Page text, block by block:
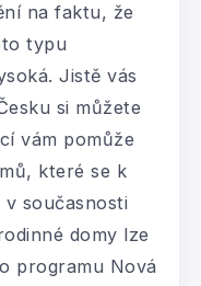
na faktu, že
typu
Jistě vás
si můžete
vám pomůže
které se k
současnosti
domy lze
programu Nová